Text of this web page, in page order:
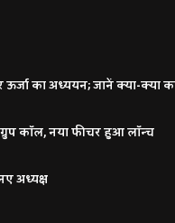
ऊर्जा का अध्ययन; जानें क्या-क्या
कॉल, नया फीचर हुआ लॉन्च
अध्यक्ष